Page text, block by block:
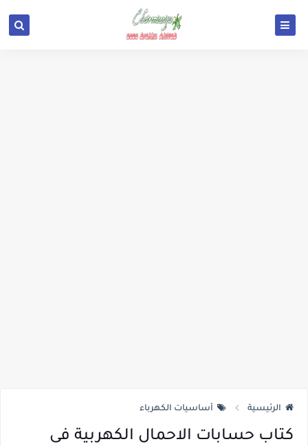
الرئيسية أساسيات الكهرباء
كتاب حسابات الاحمال الكهربية فى